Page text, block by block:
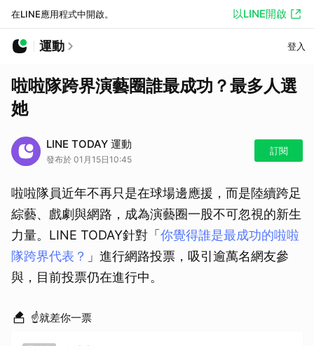
在LINE應用程式中開啟。 以LINE開啟
運動 登入
啦啦隊跨界演藝圈誰最成功？最多人選
她
LINE TODAY 運動
發布於 01月15日10:45
訂閱
啦啦隊員近年不再只是在球場邊應援，而是陸續跨足
綜藝、戲劇與網路，成為演藝圈一股不可忽視的新生
力量。LINE TODAY針對「 你覺得誰是最成功的啦啦
隊跨界代表？ 」進行網路投票，吸引逾萬名網友參
與，目前投票仍在進行中。
☝️就差你一票